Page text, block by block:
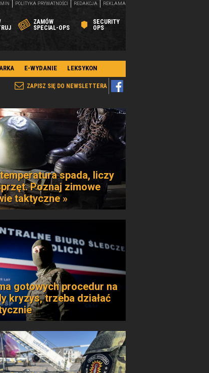
ZAMÓW
SPECIAL-OPS
SECURITY
OPS
POLITYKA PRYWATNOŚCI REDAKCJA REKLAMA
E-WYDANIE LEKSYKON
ZAPISZ SIĘ DO NEWSLETTERA
spada, liczy
Poznaj zimowe
taktyczne »
gotowych procedur na
kryzys, trzeba działać